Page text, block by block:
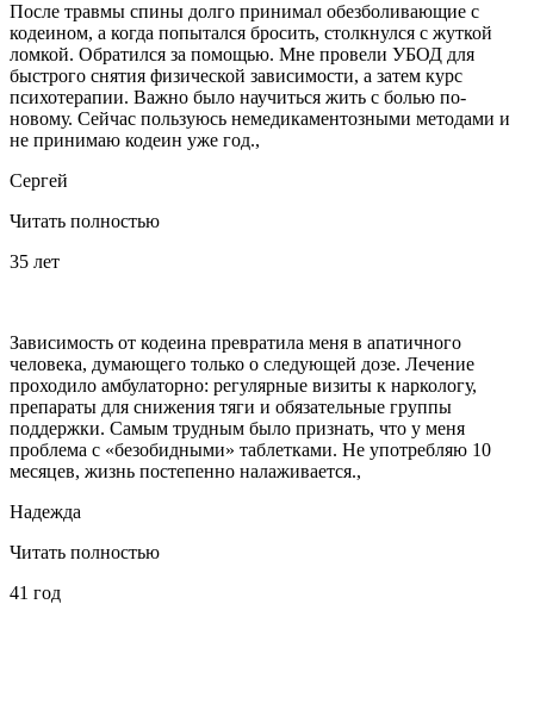
После травмы спины долго принимал обезболивающие с
кодеином, а когда попытался бросить, столкнулся с жуткой
ломкой. Обратился за помощью. Мне провели УБОД для
быстрого снятия физической зависимости, а затем курс
психотерапии. Важно было научиться жить с болью по-
новому. Сейчас пользуюсь немедикаментозными методами и
не принимаю кодеин уже год.,
Сергей
Читать полностью
35 лет
Зависимость от кодеина превратила меня в апатичного
человека, думающего только о следующей дозе. Лечение
проходило амбулаторно: регулярные визиты к наркологу,
препараты для снижения тяги и обязательные группы
поддержки. Самым трудным было признать, что у меня
проблема с «безобидными» таблетками. Не употребляю 10
месяцев, жизнь постепенно налаживается.,
Надежда
Читать полностью
41 год